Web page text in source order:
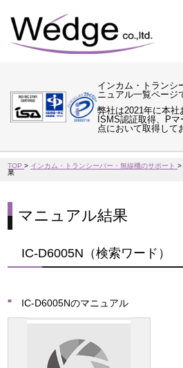
インカム・トランシ
ニュアル一覧ページ
弊社は2021年に本
ISMS認証取得、P
点において取得して
TOP> インカム・トランシーバー・無線機のサポート
果
マニュアル結果
IC-D6005N（検索ワード）
IC-D6005Nのマニュアル